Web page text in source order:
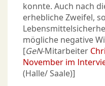
konnte. Auch nach
erhebliche Zweifel,
mögliche negative
[GeN-Mitarbeiter
November im
(Halle/ Saale)]